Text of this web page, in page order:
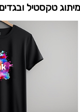
מיתוג טקסטיל